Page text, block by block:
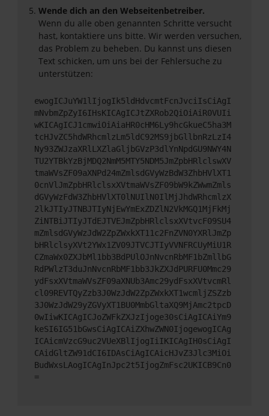
Wende dich an den Webseitenbetreiber.
Wenn du alle oben genannten Schritte versucht
hast, kontaktiere uns bitte. Wir werden versuchen,
das Problem zu beheben. Du kannst uns diesen
Text schicken, um uns bei der Fehlersuche zu
unterstützen:
ewogICJuYW1lIjogIk5ldHdvcmtFcnJvciIsCiAgI
mNvbmZpZyI6IHsKICAgICJtZXRob2QiOiAiR0VUIi
wKICAgICJ1cmwiOiAiaHR0cHM6Ly9hcGkueC5ha3M
tcHJvZC5hdWRhcmlzLm5ldC92MS9jbGllbnRzLzI4
Ny93ZWJzaXRlLXZlaGljbGVzP3dlYnNpdGU9NWY4N
TU2YTBkYzBjMDQ2NmM5MTY5NDM5JmZpbHRlclswXV
tmaWVsZF09aXNPd24mZmlsdGVyWzBdW3ZhbHVlXT1
0cnVlJmZpbHRlclsxXVtmaWVsZF09bW9kZWwmZmls
dGVyWzFdW3ZhbHVlXT0lNUIlN0IlMjJhdWRhcmlzX
2lkJTIyJTNBJTIyNjEwYmExZDZlN2VkMGQ1MjFkMj
ZiNTBiJTIyJTdEJTVEJmZpbHRlclsxXVtvcF09SU4
mZmlsdGVyWzJdW2ZpZWxkXT11c2FnZVN0YXRlJmZp
bHRlclsyXVt2YWx1ZV09JTVCJTIyVVNFRCUyMiU1R
CZmaWx0ZXJbMl1bb3BdPUlOJnNvcnRbMF1bZmllbG
RdPWlzT3duJnNvcnRbMF1bb3JkZXJdPURFU0Mmc29
ydFsxXVtmaWVsZF09aXNUb3Amc29ydFsxXVtvcmRl
cl09REVTQyZzb3J0WzJdW2ZpZWxkXT1wcmljZSZzb
3J0WzJdW29yZGVyXT1BU0MmbGltaXQ9MjAmc2tpcD
0wIiwKICAgICJoZWFkZXJzIjoge30sCiAgICAiYm9
keSI6IG51bGwsCiAgICAiZXhwZWN0IjogewogICAg
ICAicmVzcG9uc2VUeXBlIjogIiIKICAgIH0sCiAgI
CAidGltZW91dCI6IDAsCiAgICAicHJvZ3Jlc3MiOi
BudWxsLAogICAgInJpc2t5IjogZmFsc2UKICB9Cn0
=